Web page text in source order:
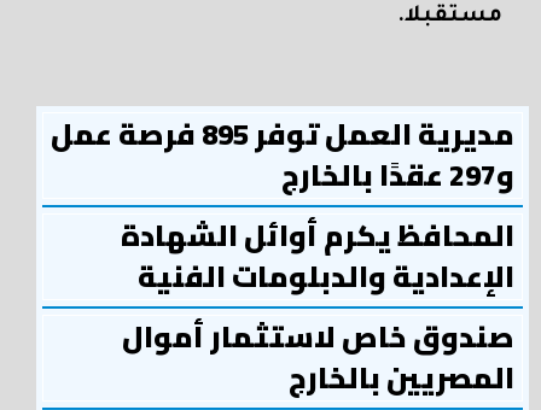
مستقبلا.
مديرية العمل توفر 895 فرصة عمل
و297 عقدًا بالخارج
المحافظ يكرم أوائل الشهادة
الإعدادية والدبلومات الفنية
صندوق خاص لاستثمار أموال
المصريين بالخارج